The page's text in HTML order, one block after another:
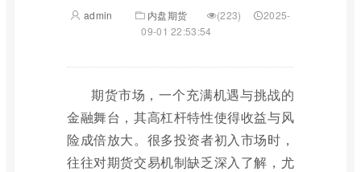
admin 内盘期货 (223)
2025-
09-01 22:53:54
期货市场，一个充满机遇与挑战的
金融舞台，其高杠杆特性使得收益与风
险成倍放大。很多投资者初入市场时，
往往对期货交易机制缺乏深入了解，尤